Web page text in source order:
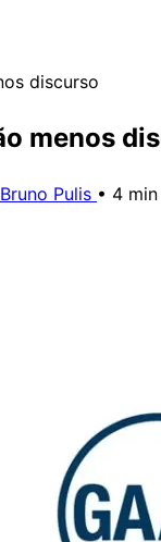
discurso
menos
Bruno Pulis • 4